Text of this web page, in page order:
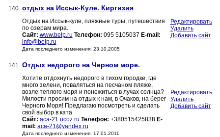
140. отдых на Иссык-Куле. Киргизия
Отдых на Иссык-куле, пляжные туры, путешествия
по озерам мира.
Сайт: www.belp.ru Телефон: 095 5105037 E-mail:
info@belp.ru
Дата последнего изменения: 23.10.2005
Редактировать
Удалить
Добавить сайт
141. Отдых недорого на Черном море.
Хотите отдохнуть недорого в тихом городке, где
много зелени, поваляться на песчаном пляже,
возле теплого моря и понежиться в лучах солнца?
Милости просим на отдых к нам, в Очаков, на берег
Черного Моря! Предлагаю посмотреть и сделать
свой выбор в ката
Сайт: aca-21.ucoz.ru Телефон: +380515425838 E-
mail: aca-21@yandex.ru
Дата последнего изменения: 17.01.2011
Редактировать
Удалить
Добавить сайт